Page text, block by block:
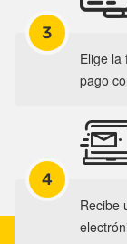
3
Elige la
pago
4
Recibe